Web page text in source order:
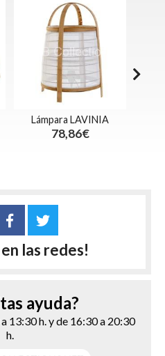
Lámpara LAVINIA
78,86€
las redes!
ayuda?
13:30 h. y de 16:30 a 20:30
h.